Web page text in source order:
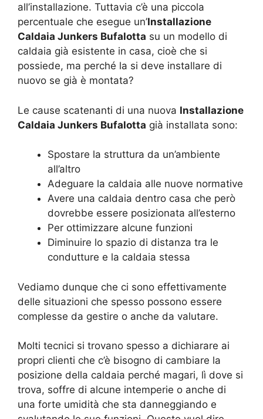
all’installazione. Tuttavia c’è una piccola
percentuale che esegue un’Installazione
Caldaia Junkers Bufalotta su un modello di
caldaia già esistente in casa, cioè che si
possiede, ma perché la si deve installare di
nuovo se già è montata?
Le cause scatenanti di una nuova Installazione
Caldaia Junkers Bufalotta già installata sono:
Spostare la struttura da un’ambiente
all’altro
Adeguare la caldaia alle nuove normative
Avere una caldaia dentro casa che però
dovrebbe essere posizionata all’esterno
Per ottimizzare alcune funzioni
Diminuire lo spazio di distanza tra le
condutture e la caldaia stessa
Vediamo dunque che ci sono effettivamente
delle situazioni che spesso possono essere
complesse da gestire o anche da valutare.
Molti tecnici si trovano spesso a dichiarare ai
propri clienti che c’è bisogno di cambiare la
posizione della caldaia perché magari, lì dove si
trova, soffre di alcune intemperie o anche di
una forte umidità che sta danneggiando e